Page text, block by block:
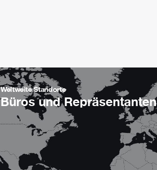
Weltweite Standorte
Büros und Repräsentanten